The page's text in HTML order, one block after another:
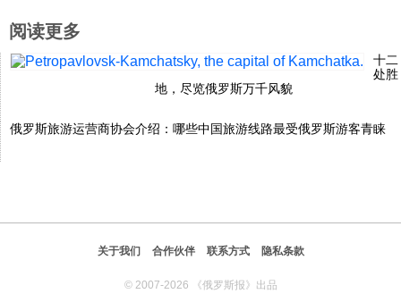
文化
阅读更多
十二
处胜
地，尽览俄罗斯万千风貌
俄罗斯旅游运营商协会介绍：哪些中国旅游线路最受俄罗斯游客青睐
关于我们 合作伙伴 联系方式 隐私条款
© 2007-2026 《俄罗斯报》出品